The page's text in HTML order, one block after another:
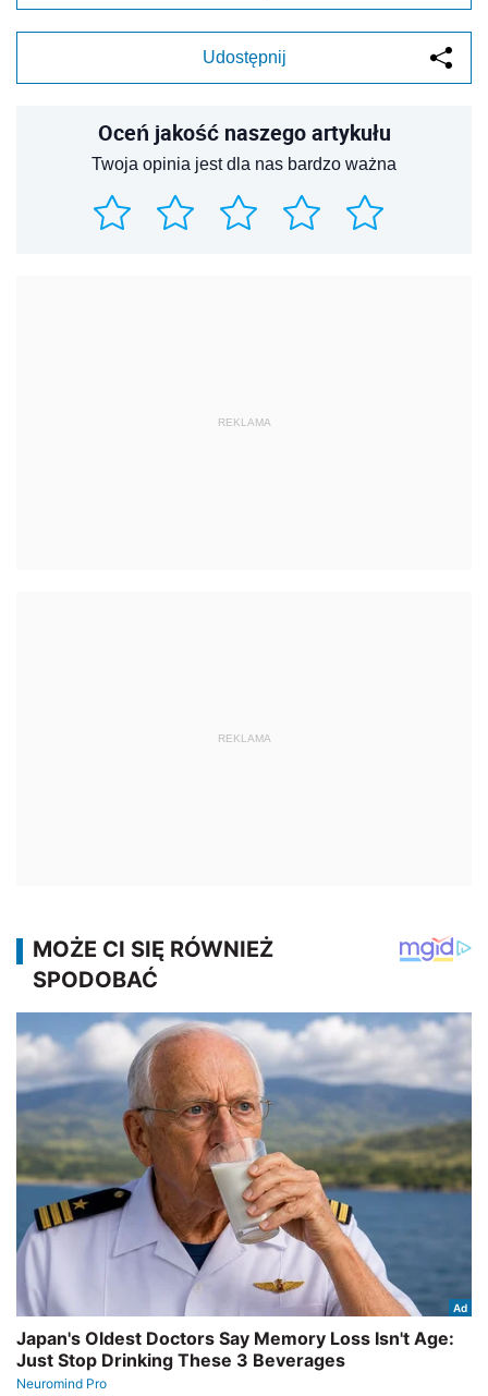
Udostępnij
Oceń jakość naszego artykułu
Twoja opinia jest dla nas bardzo ważna
REKLAMA
REKLAMA